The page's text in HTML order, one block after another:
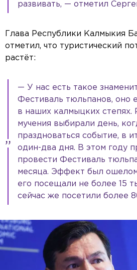
развивать, — отметил
Глава Республики Калмыкия
отметил, что туристический
растёт:
— У нас есть такое
Фестиваль тюльпанов, оно
в наших калмыцких степях.
мучения выбирали день,
праздноваться событие, в
один-два дня. В этом году
провести Фестиваль
месяца. Эффект был
его посещали не более 15
сейчас же посетили более